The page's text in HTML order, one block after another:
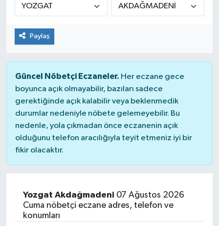
Paylaş
Güncel Nöbetçi Eczaneler. Her eczane gece
boyunca açık olmayabilir, bazıları sadece
gerektiğinde açık kalabilir veya beklenmedik
durumlar nedeniyle nöbete gelemeyebilir. Bu
nedenle, yola çıkmadan önce eczanenin açık
olduğunu telefon aracılığıyla teyit etmeniz iyi bir
fikir olacaktır.
Yozgat Akdağmadeni 07 Ağustos 2026
Cuma nöbetçi eczane adres, telefon ve
konumları
KİĞI
MERKEZ
SAĞLIK
SİYASET
SOLHAN
SPOR
YAYLADERE
YEDİSU